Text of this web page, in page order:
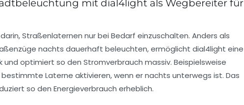
mit dial4light als Wegbereiter für
Straßenlaternen nur bei Bedarf einzuschalten. Anders als
nachts dauerhaft beleuchten, ermöglicht dial4light eine
und optimiert so den Stromverbrauch massiv. Beispielsweise
bestimmte Laterne aktivieren, wenn er nachts unterwegs ist. Das
so den Energieverbrauch erheblich.